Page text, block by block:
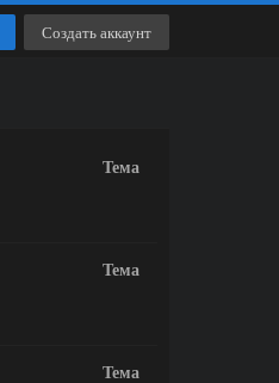
Тема
Тема
Тема
Создать аккаунт